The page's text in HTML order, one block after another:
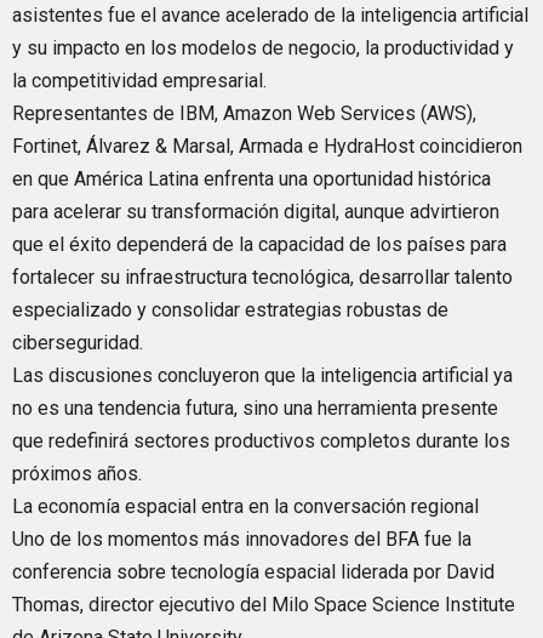
asistentes fue el avance acelerado de la inteligencia artificial
y su impacto en los modelos de negocio, la productividad y
la competitividad empresarial.
Representantes de IBM, Amazon Web Services (AWS),
Fortinet, Álvarez & Marsal, Armada e HydraHost coincidieron
en que América Latina enfrenta una oportunidad histórica
para acelerar su transformación digital, aunque advirtieron
que el éxito dependerá de la capacidad de los países para
fortalecer su infraestructura tecnológica, desarrollar talento
especializado y consolidar estrategias robustas de
ciberseguridad.
Las discusiones concluyeron que la inteligencia artificial ya
no es una tendencia futura, sino una herramienta presente
que redefinirá sectores productivos completos durante los
próximos años.
La economía espacial entra en la conversación regional
Uno de los momentos más innovadores del BFA fue la
conferencia sobre tecnología espacial liderada por David
Thomas, director ejecutivo del Milo Space Science Institute